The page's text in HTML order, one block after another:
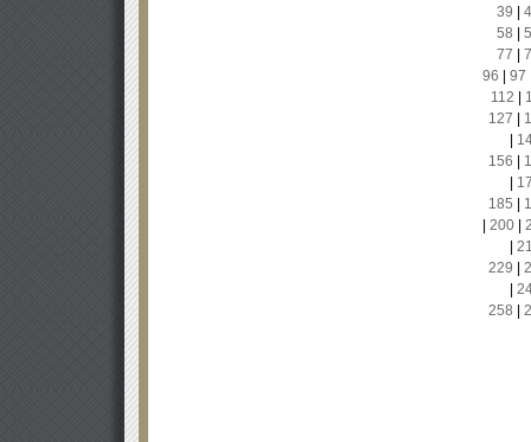
39
58
77
96
97
112
127
156
185
200|
229
258